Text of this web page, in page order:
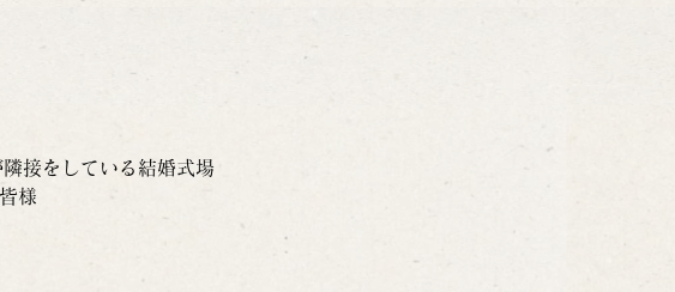
接をしている結婚式場
様